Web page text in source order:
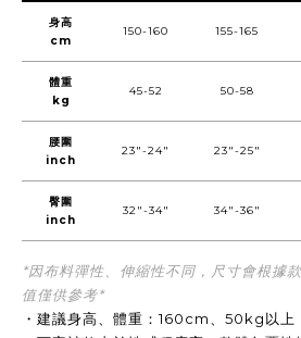
身高
cm
150-160 155-165
體重
kg
45-52 50-58
腰圍
inch
23"-24" 23"-25"
臀圍
inch
32"-34" 34"-36"
*因布料彈性、伸縮性不同，尺寸會根據
值僅供參考*
・建議身高、體重：160cm、50kg以上